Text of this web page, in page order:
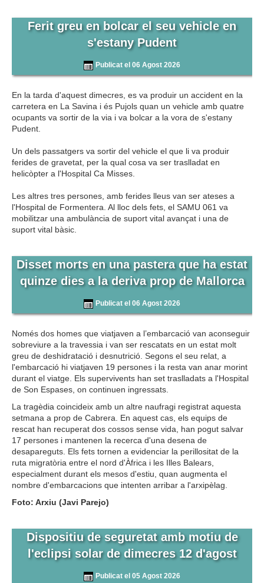
Ferit greu en bolcar el seu vehicle en
s'estany Pudent
Publicat el 06 Agost 2026
En la tarda d'aquest dimecres, es va produir un accident en la
carretera en La Savina i és Pujols quan un vehicle amb quatre
ocupants va sortir de la via i va bolcar a la vora de s'estany
Pudent.
Un dels passatgers va sortir del vehicle el que li va produir
ferides de gravetat, per la qual cosa va ser traslladat en
helicòpter a l'Hospital Ca Misses.
Les altres tres persones, amb ferides lleus van ser ateses a
l'Hospital de Formentera. Al lloc dels fets, el SAMU 061 va
mobilitzar una ambulància de suport vital avançat i una de
suport vital bàsic.
Disset morts en una pastera que ha estat
quinze dies a la deriva prop de Mallorca
Publicat el 06 Agost 2026
Només dos homes que viatjaven a l’embarcació van aconseguir
sobreviure a la travessia i van ser rescatats en un estat molt
greu de deshidratació i desnutrició. Segons el seu relat, a
l'embarcació hi viatjaven 19 persones i la resta van anar morint
durant el viatge. Els supervivents han set traslladats a l'Hospital
de Son Espases, on continuen ingressats.
La tragèdia coincideix amb un altre naufragi registrat aquesta
setmana a prop de Cabrera. En aquest cas, els equips de
rescat han recuperat dos cossos sense vida, han pogut salvar
17 persones i mantenen la recerca d'una desena de
desapareguts. Els fets tornen a evidenciar la perillositat de la
ruta migratòria entre el nord d'Àfrica i les Illes Balears,
especialment durant els mesos d'estiu, quan augmenta el
nombre d'embarcacions que intenten arribar a l'arxipèlag.
Foto: Arxiu (Javi Parejo)
Dispositiu de seguretat amb motiu de
l'eclipsi solar de dimecres 12 d'agost
Publicat el 05 Agost 2026